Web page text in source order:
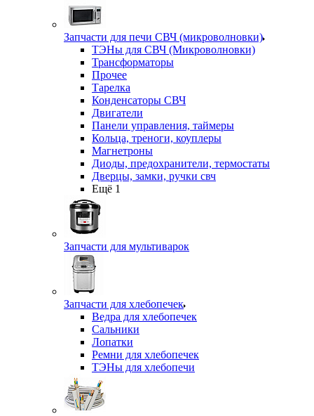
Запчасти для печи СВЧ (микроволновки)
ТЭНы для СВЧ (Микроволновки)
Трансформаторы
Прочее
Тарелка
Конденсаторы СВЧ
Двигатели
Панели управления, таймеры
Кольца, треноги, коуплеры
Магнетроны
Диоды, предохранители, термостаты
Дверцы, замки, ручки свч
Ещё 1
Запчасти для мультиварок
Запчасти для хлебопечек
Ведра для хлебопечек
Сальники
Лопатки
Ремни для хлебопечек
ТЭНы для хлебопечи